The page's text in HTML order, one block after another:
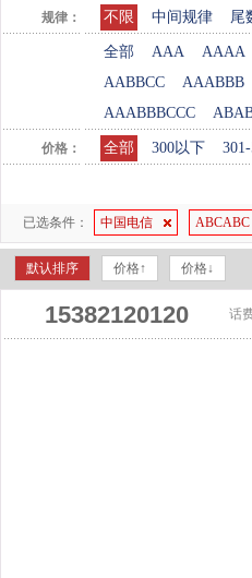
规律： 不限 中间规律 尾
全部 AAA AAAA
AABBCC
AAABBB
AAABBBCCC
价格： 全部 300以下
已选条件： 中国电信 ABCABC
默认排序 价格↑ 价格↓
15382120120 话